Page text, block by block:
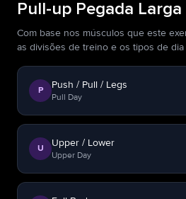
Pull-up Pegada Larga
Com base nos músculos que este
as divisões de treino e os tipos de dia
P Push / Pull / Legs
Pull Day
U Upper / Lower
Upper Day